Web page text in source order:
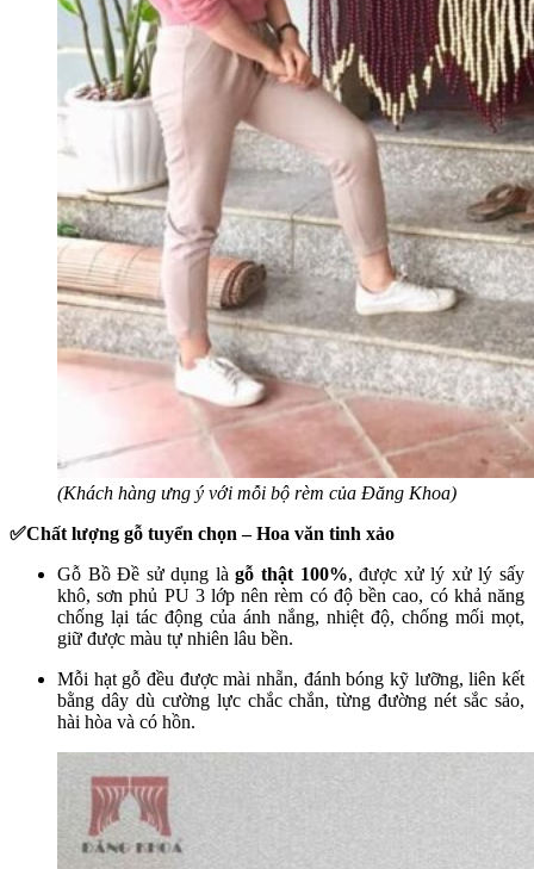
(Khách hàng ưng ý với mỗi bộ rèm của Đăng Khoa)
✅Chất lượng gỗ tuyển chọn – Hoa văn tinh xảo
Gỗ Bồ Đề sử dụng làgỗ thật 100%, được xử lý xử lý sấy
khô, sơn phủ PU 3 lớp nên rèm có độ bền cao, có khả năng
chống lại tác động của ánh nắng, nhiệt độ, chống mối mọt,
giữ được màu tự nhiên lâu bền.
Mỗi hạt gỗ đều được mài nhẵn, đánh bóng kỹ lưỡng, liên kết
bằng dây dù cường lực chắc chắn, từng đường nét sắc sảo,
hài hòa và có hồn.